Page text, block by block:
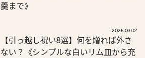
羹まで》
2026.03.02
【引っ越し祝い8選】何を贈れば外さ
ない？《シンプルな白いリム皿から充